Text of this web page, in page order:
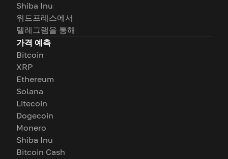
Shiba Inu
워드프레스에서
텔레그램을 통해
가격 예측
Bitcoin
XRP
Ethereum
Solana
Litecoin
Dogecoin
Monero
Shiba Inu
Bitcoin Cash